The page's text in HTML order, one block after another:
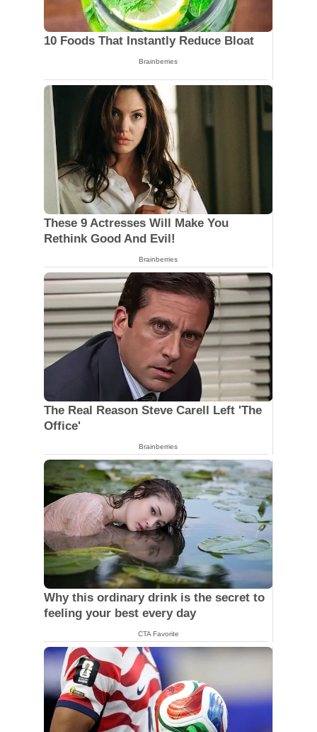
10 Foods That Instantly Reduce Bloat
Brainberries
These 9 Actresses Will Make You
Rethink Good And Evil!
Brainberries
The Real Reason Steve Carell Left 'The
Office'
Brainberries
Why this ordinary drink is the secret to
feeling your best every day
CTA Favorite